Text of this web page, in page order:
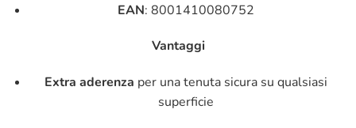
EAN: 8001410080752
Vantaggi
Extra aderenza per una tenuta sicura su qualsiasi
superficie